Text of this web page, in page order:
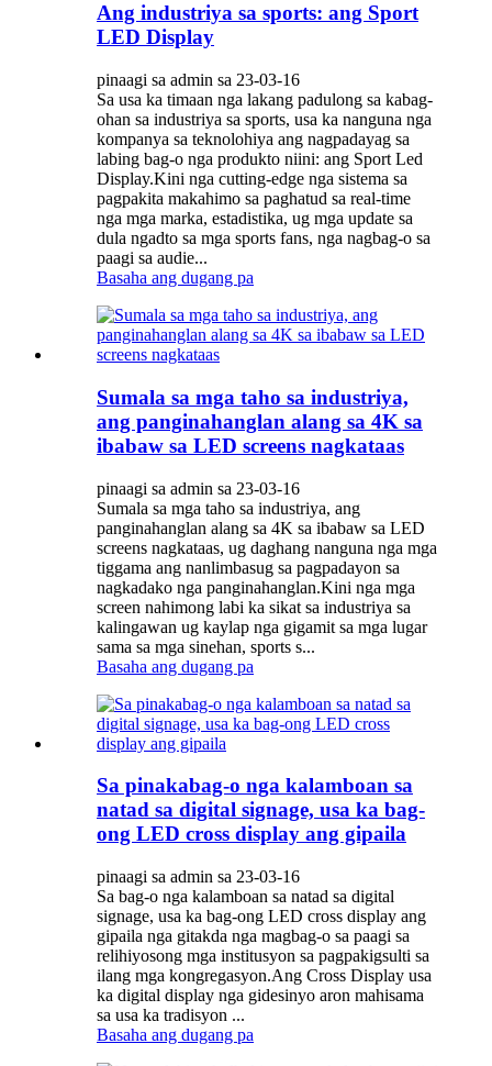
Ang industriya sa sports: ang Sport
LED Display
pinaagi sa admin sa 23-03-16
Sa usa ka timaan nga lakang padulong sa kabag-
ohan sa industriya sa sports, usa ka nanguna nga
kompanya sa teknolohiya ang nagpadayag sa
labing bag-o nga produkto niini: ang Sport Led
Display.Kini nga cutting-edge nga sistema sa
pagpakita makahimo sa paghatud sa real-time
nga mga marka, estadistika, ug mga update sa
dula ngadto sa mga sports fans, nga nagbag-o sa
paagi sa audie...
Basaha ang dugang pa
Sumala sa mga taho sa industriya,
ang panginahanglan alang sa 4K sa
ibabaw sa LED screens nagkataas
pinaagi sa admin sa 23-03-16
Sumala sa mga taho sa industriya, ang
panginahanglan alang sa 4K sa ibabaw sa LED
screens nagkataas, ug daghang nanguna nga mga
tiggama ang nanlimbasug sa pagpadayon sa
nagkadako nga panginahanglan.Kini nga mga
screen nahimong labi ka sikat sa industriya sa
kalingawan ug kaylap nga gigamit sa mga lugar
sama sa mga sinehan, sports s...
Basaha ang dugang pa
Sa pinakabag-o nga kalamboan sa
natad sa digital signage, usa ka bag-
ong LED cross display ang gipaila
pinaagi sa admin sa 23-03-16
Sa bag-o nga kalamboan sa natad sa digital
signage, usa ka bag-ong LED cross display ang
gipaila nga gitakda nga magbag-o sa paagi sa
relihiyosong mga institusyon sa pagpakigsulti sa
ilang mga kongregasyon.Ang Cross Display usa
ka digital display nga gidesinyo aron mahisama
sa usa ka tradisyon ...
Basaha ang dugang pa